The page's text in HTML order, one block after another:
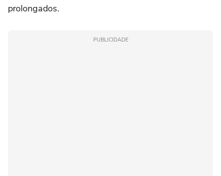
prolongados.
PUBLICIDADE